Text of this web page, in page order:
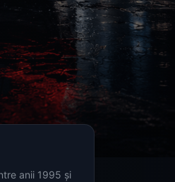
anii 1995 și